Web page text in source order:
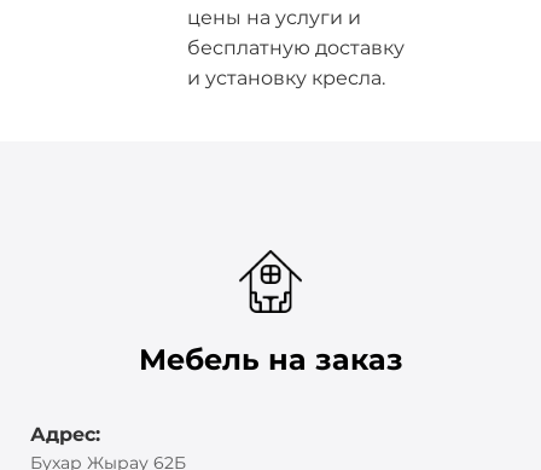
цены на услуги и
бесплатную доставку
и установку кресла.
Мебель на заказ
Адрес:
Бухар Жырау 62Б